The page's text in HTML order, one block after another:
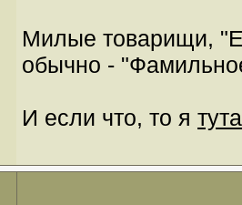
Милые товарищи,
обычно -
И если что, то я тута